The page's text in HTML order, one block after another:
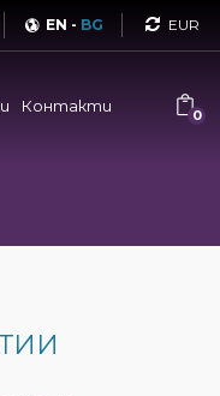
EN - BG
Контакти 0